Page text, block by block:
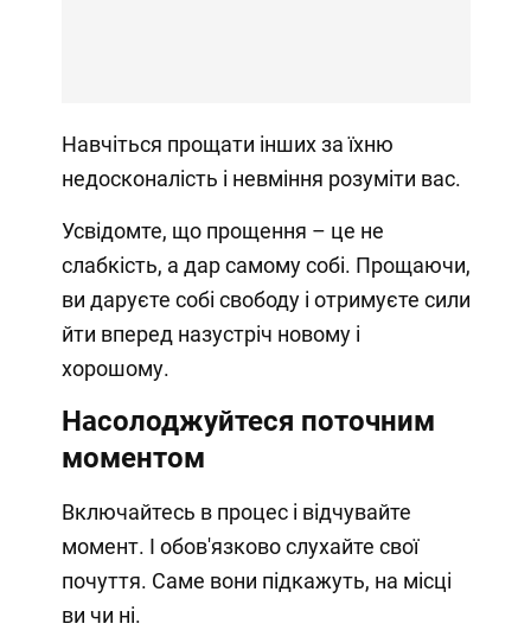
Навчіться прощати інших за їхню
недосконалість і невміння розуміти вас.
Усвідомте, що прощення – це не
слабкість, а дар самому собі. Прощаючи,
ви даруєте собі свободу і отримуєте сили
йти вперед назустріч новому і
хорошому.
Насолоджуйтеся поточним
моментом
Включайтесь в процес і відчувайте
момент. І обов'язково слухайте свої
почуття. Саме вони підкажуть, на місці
ви чи ні.